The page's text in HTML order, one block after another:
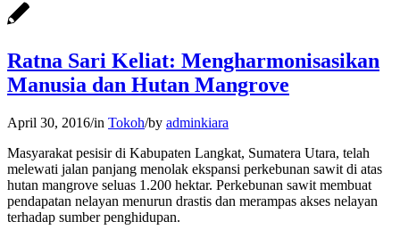
Ratna Sari Keliat: Mengharmonisasikan
Manusia dan Hutan Mangrove
April 30, 2016/in Tokoh/by adminkiara
Masyarakat pesisir di Kabupaten Langkat, Sumatera Utara, telah
melewati jalan panjang menolak ekspansi perkebunan sawit di atas
hutan mangrove seluas 1.200 hektar. Perkebunan sawit membuat
pendapatan nelayan menurun drastis dan merampas akses nelayan
terhadap sumber penghidupan.